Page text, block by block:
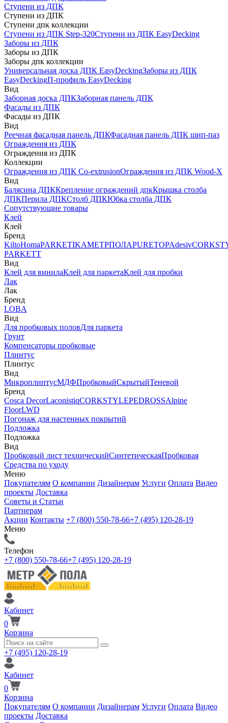
Ступени из ДПК
Ступени из ДПК
Ступени дпк коллекции
Ступени из ДПК Step-320Ступени из ДПК EasyDecking
Заборы из ДПК
Заборы из ДПК
Заборы дпк коллекции
Универсальная доска ДПК EasyDeckingЗаборы из ДПК
EasyDeckingП-профиль EasyDecking
Вид
Заборная доска ДПКЗаборная панель ДПК
Фасады из ДПК
Фасады из ДПК
Вид
Реечная фасадная панель ДПКФасадная панель ДПК шип-паз
Ограждения из ДПК
Ограждения из ДПК
Коллекции
Ограждения из ДПК Co-extrusionОграждения из ДПК Wood-X
Вид
Балясина ДПККрепление ограждений дпкКрышка столба
ДПКПерила ДПКСтолб ДПКЮбка столба ДПК
Сопутствующие товары
Клей
Клей
Бренд
KiltoHomaPARKETIKAМЕТРПОЛАPURETOPAdesiv
PARKETT
Вид
Клей для винилаКлей для паркетаКлей для пробки
Лак
Лак
Бренд
LOBA
Вид
Для пробковых половДля паркета
Грунт
Компенсаторы пробковые
Плинтус
Плинтус
Вид
МикроплинтусМДФПробковыйСкрытыйТеневой
Бренд
Cosca DecorLaconistiqCORKSTYLEPEDROSSAlpine
FloorLWD
Погонаж для настенных покрытий
Подложка
Подложка
Вид
Пробковый лист техническийСинтетическаяПробковая
Средства по уходу
Меню
Покупателям О компании Дизайнерам Услуги Оплата Видео
проекты Доставка
Советы и Статьи
Партнерам
Акции Контакты +7 (800) 550-78-66+7 (495) 120-28-19
Меню
Телефон
+7 (800) 550-78-66+7 (495) 120-28-19
Кабинет
0
Корзина
+7 (495) 120-28-19
Кабинет
0
Корзина
Покупателям О компании Дизайнерам Услуги Оплата Видео
проекты Доставка